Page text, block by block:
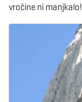
vročine ni